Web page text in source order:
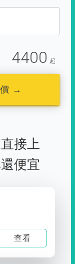
4400 起
→
直接上
便宜
查看